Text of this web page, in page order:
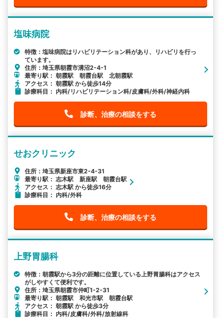
塩味病院
特徴：塩味病院はリハビリテーション科があり、リハビリを行っ
ています。
住所：埼玉県朝霞市溝沼2-4-1
最寄り駅： 朝霞駅 朝霞台駅 北朝霞駅
アクセス： 朝霞駅 から徒歩14分
診療科目： 内科/リハビリテーション科/皮膚科/外科/神経内科
診断、治療の相談をする
せおクリニック
住所：埼玉県新座市東2-4-31
最寄り駅： 志木駅 新座駅 朝霞台駅
アクセス： 志木駅 から徒歩16分
診療科目： 内科/外科
診断、治療の相談をする
上野胃腸科
特徴：朝霞駅から3分の距離に位置している上野胃腸科はアクセス
がしやすくて便利です。
住所：埼玉県朝霞市仲町1-2-31
最寄り駅： 朝霞駅 和光市駅 朝霞台駅
アクセス： 朝霞駅 から徒歩3分
診療科目： 内科/皮膚科/外科/放射線科